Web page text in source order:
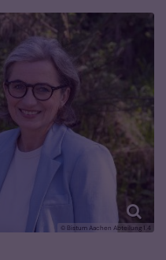
© Bistum Aachen Abteilung 1.4